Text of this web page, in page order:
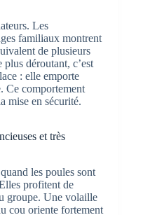
Les
familiaux montrent
de plusieurs
déroutant, c’est
: elle emporte
Ce comportement
mise en sécurité.
et très
les poules sont
profitent de
groupe. Une volaille
cou oriente fortement